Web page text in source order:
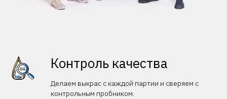
Контроль качества
Делаем выкрас с каждой партии и сверяем с
контрольным пробником.